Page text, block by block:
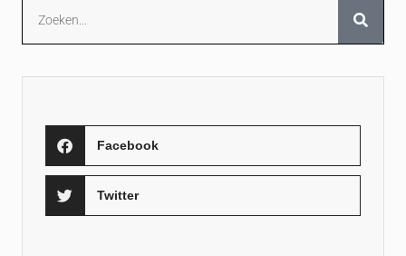
Facebook
Twitter